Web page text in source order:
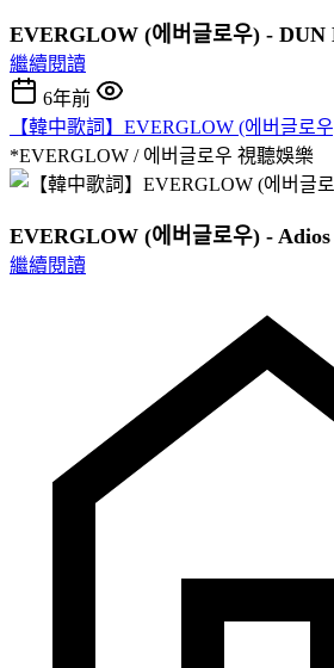
EVERGLOW (에버글로우) - DUN
繼續閱讀
6年前
【韓中歌詞】EVERGLOW (에버글로
*EVERGLOW / 에버글로우 視聽娛樂
EVERGLOW (에버글로우) - Adios
繼續閱讀